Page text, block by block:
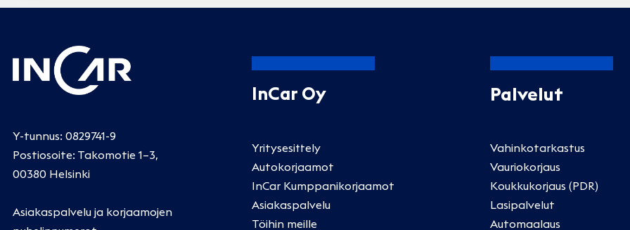
Y-tunnus: 0829741-9
Postiosoite: Takomotie 1–3,
00380 Helsinki
Asiakaspalvelu ja korjaamojen
InCar Oy
Yritysesittely
Autokorjaamot
InCar Kumppanikorjaamot
Asiakaspalvelu
Töihin meille
Palvelut
Vahinkotarkastus
Vauriokorjaus
Koukkukorjaus (PDR)
Lasipalvelut
Automaalaus